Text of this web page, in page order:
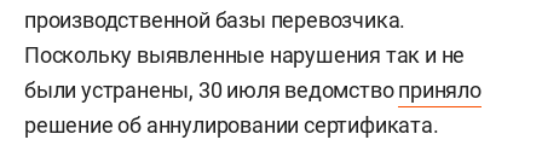
производственной базы перевозчика.
Поскольку выявленные нарушения так и не
были устранены, 30 июля ведомствоприняло
решение об аннулировании сертификата.